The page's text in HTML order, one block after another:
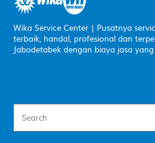
Wika Service Center | Pusatnya
terbaik, handal, profesional dan
Jabodetabek dengan biaya jasa